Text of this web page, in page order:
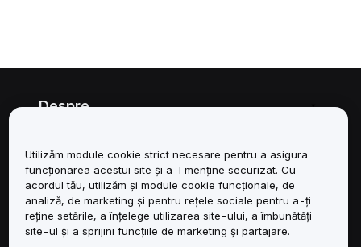
Despre
Asistență
Produse
Utilizăm module cookie strict necesare pentru a asigura
funcționarea acestui site și a-l menține securizat. Cu
acordul tău, utilizăm și module cookie funcționale, de
analiză, de marketing și pentru rețele sociale pentru a-ți
reține setările, a înțelege utilizarea site-ului, a îmbunătăți
site-ul și a sprijini funcțiile de marketing și partajare.